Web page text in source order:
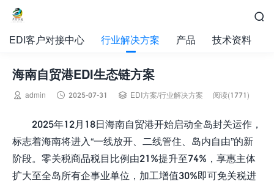

EDI客户对接中心 行业解决方案 产品 技术资料
海南自贸港EDI生态链方案
 admin  2025-07-31  EDI方案/行业解决方案 阅读(1771)
2025年12月18日海南自贸港开始启动全岛封关运作，
标志着海南将进入“一线放开、二线管住、岛内自由”的新
阶段。零关税商品税目比例由21%提升至74%，享惠主体
扩大至全岛所有企事业单位，加工增值30%即可免关税进